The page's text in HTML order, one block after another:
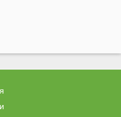
піднялася до +50
пекучу речовину на 14-